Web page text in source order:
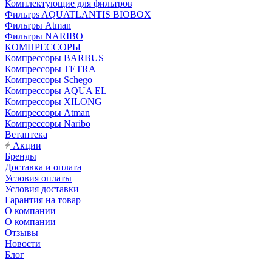
Комплектующие для фильтров
Фильтрs AQUATLANTIS BIOBOX
Фильтры Atman
Фильтры NARIBO
КОМПРЕССОРЫ
Компрессоры BARBUS
Компрессоры TETRA
Компрессоры Schego
Компрессоры AQUA EL
Компрессоры XILONG
Компрессоры Atman
Компрессоры Naribo
Ветаптека
Акции
Бренды
Доставка и оплата
Условия оплаты
Условия доставки
Гарантия на товар
О компании
О компании
Отзывы
Новости
Блог